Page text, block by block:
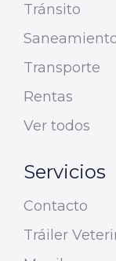
Tránsito
Transporte
Rentas
Ver todos
Servicios
Contacto
Tráiler